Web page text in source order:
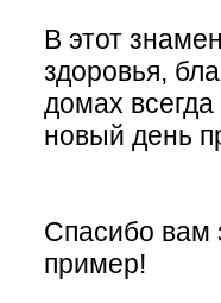
В этот
здоровья,
домах
новый день
Спасибо вам
пример!